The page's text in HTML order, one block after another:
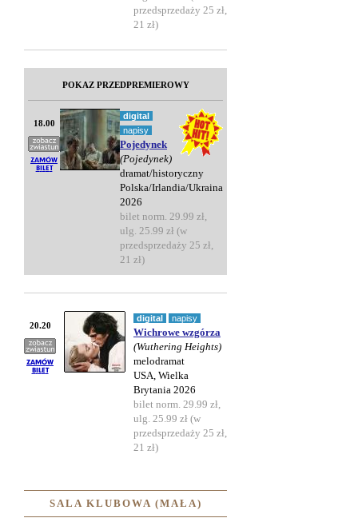
przedsprzedaży 25 zł,
21 zł)
POKAZ PRZEDPREMIEROWY
18.00
digital
napisy
Pojedynek
(Pojedynek)
dramat/historyczny
Polska/Irlandia/Ukraina
2026
bilet norm. 29.99 zł,
ulg. 25.99 zł (w
przedsprzedaży 25 zł,
21 zł)
20.20
digital napisy
Wichrowe wzgórza
(Wuthering Heights)
melodramat
USA, Wielka
Brytania 2026
bilet norm. 29.99 zł,
ulg. 25.99 zł (w
przedsprzedaży 25 zł,
21 zł)
SALA KLUBOWA (MAŁA)